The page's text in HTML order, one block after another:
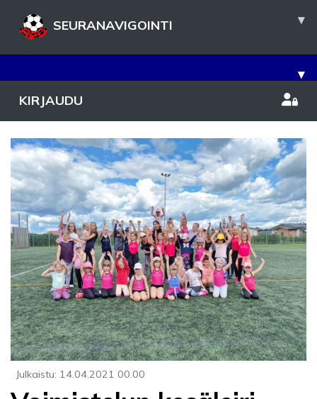
SEURANAVIGOINTI ▾
▾
KIRJAUDU
Julkaistu: 14.04.2021 00.00